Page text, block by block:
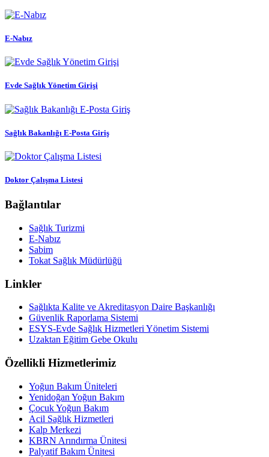
E-Nabız
Evde Sağlık Yönetim Girişi
Sağlık Bakanlığı E-Posta Giriş
Doktor Çalışma Listesi
Bağlantılar
Sağlık Turizmi
E-Nabız
Sabim
Tokat Sağlık Müdürlüğü
Linkler
Sağlıkta Kalite ve Akreditasyon Daire Başkanlığı
Güvenlik Raporlama Sistemi
ESYS-Evde Sağlık Hizmetleri Yönetim Sistemi
Uzaktan Eğitim Gebe Okulu
Özellikli Hizmetlerimiz
Yoğun Bakım Üniteleri
Yenidoğan Yoğun Bakım
Çocuk Yoğun Bakım
Acil Sağlık Hizmetleri
Kalp Merkezi
KBRN Arındırma Ünitesi
Palyatif Bakım Ünitesi